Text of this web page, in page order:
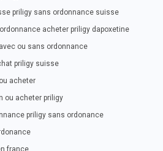
priligy sans ordonnance suisse
acheter priligy dapoxetine
ou sans ordonnance
priligy suisse
acheter
ou acheter priligy
priligy sans ordonance
france